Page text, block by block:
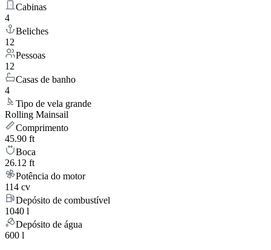
Cabinas
4
Beliches
12
Pessoas
12
Casas de banho
4
Tipo de vela grande
Rolling Mainsail
Comprimento
45.90 ft
Boca
26.12 ft
Potência do motor
114 cv
Depósito de combustível
1040 l
Depósito de água
600 l